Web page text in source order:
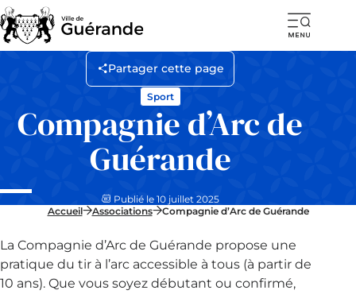
Compagnie d’Arc de
Guérande
Sport
Publié le 10 juillet 2025
Partager cette page
Accueil Associations Compagnie d’Arc de Guérande
La Compagnie d’Arc de Guérande propose une
pratique du tir à l’arc accessible à tous (à partir de
10 ans). Que vous soyez débutant ou confirmé,